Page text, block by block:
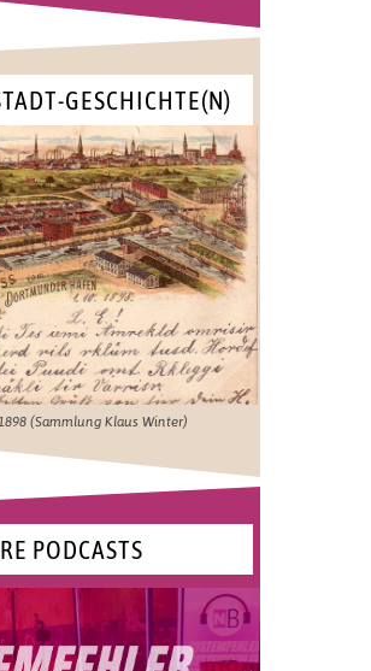
GESCHICHTE(N)
(Sammlung Klaus Winter)
PODCASTS